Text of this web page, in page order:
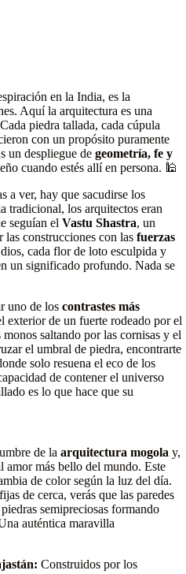
en la India, es la
Aquí la arquitectura es una
piedra tallada, cada cúpula
con un propósito puramente
un despliegue de geometría, fe y
cuando estés allí en persona. 🕌
a ver, hay que sacudirse los
tradicional, los arquitectos eran
seguían el Vastu Shastra, un
las construcciones con las fuerzas
cada flor de loto esculpida y
un significado profundo. Nada se
uno de los contrastes más
exterior de un fuerte rodeado por el
saltando por las cornisas y el
el umbral de piedra, encontrarte
solo resuena el eco de los
de contener el universo
es lo que hace que su
de la arquitectura mogola y,
amor más bello del mundo. Este
de color según la luz del día.
de cerca, verás que las paredes
semipreciosas formando
auténtica maravilla
Construidos por los